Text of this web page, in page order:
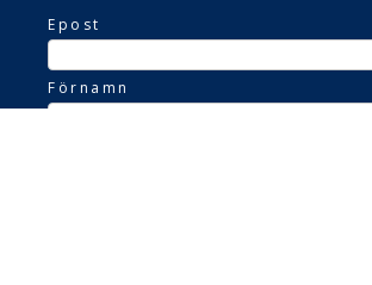
Epost
Förnamn